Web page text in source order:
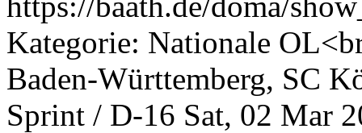
Kategorie: Nationale
Baden-Württemberg, SC
Sprint / D-16 Sat, 02 Mar